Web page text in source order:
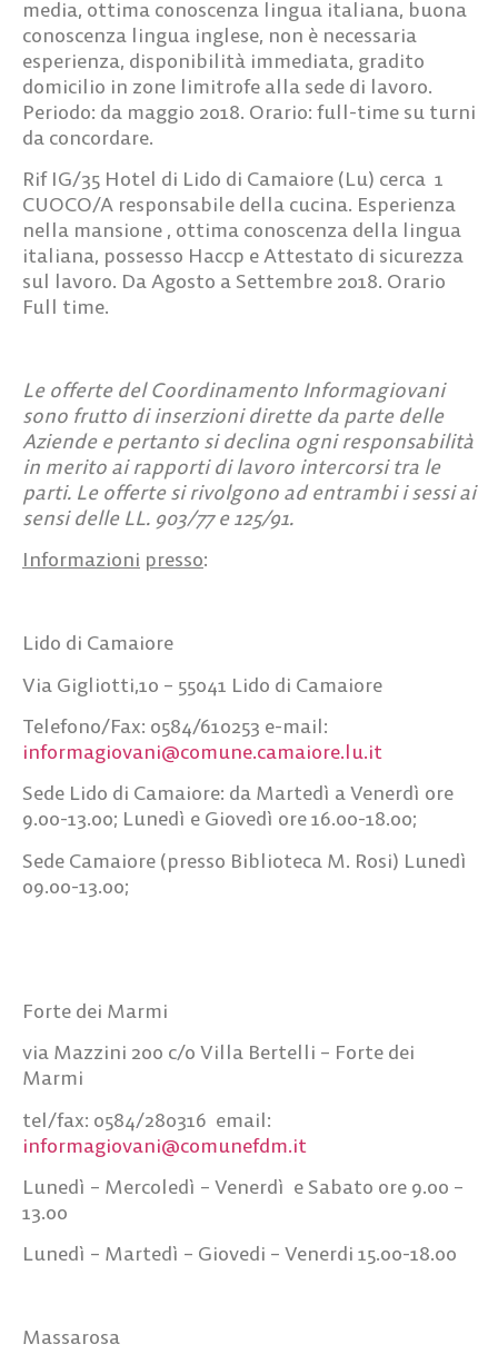
media, ottima conoscenza lingua italiana, buona
conoscenza lingua inglese, non è necessaria
esperienza, disponibilità immediata, gradito
domicilio in zone limitrofe alla sede di lavoro.
Periodo: da maggio 2018. Orario: full-time su turni
da concordare.
Rif IG/35 Hotel di Lido di Camaiore (Lu) cerca 1
CUOCO/A responsabile della cucina. Esperienza
nella mansione , ottima conoscenza della lingua
italiana, possesso Haccp e Attestato di sicurezza
sul lavoro. Da Agosto a Settembre 2018. Orario
Full time.
Le offerte del Coordinamento Informagiovani
sono frutto di inserzioni dirette da parte delle
Aziende e pertanto si declina ogni responsabilità
in merito ai rapporti di lavoro intercorsi tra le
parti. Le offerte si rivolgono ad entrambi i sessi ai
sensi delle LL. 903/77 e 125/91.
Informazioni presso:
Lido di Camaiore
Via Gigliotti,10 – 55041 Lido di Camaiore
Telefono/Fax: 0584/610253 e-mail:
informagiovani@comune.camaiore.lu.it
Sede Lido di Camaiore: da Martedì a Venerdì ore
9.00-13.00; Lunedì e Giovedì ore 16.00-18.00;
Sede Camaiore (presso Biblioteca M. Rosi) Lunedì
09.00-13.00;
Forte dei Marmi
via Mazzini 200 c/o Villa Bertelli – Forte dei
Marmi
tel/fax: 0584/280316 email:
informagiovani@comunefdm.it
Lunedì – Mercoledì – Venerdì e Sabato ore 9.00 –
13.00
Lunedì – Martedì – Giovedi – Venerdi 15.00-18.00
Massarosa